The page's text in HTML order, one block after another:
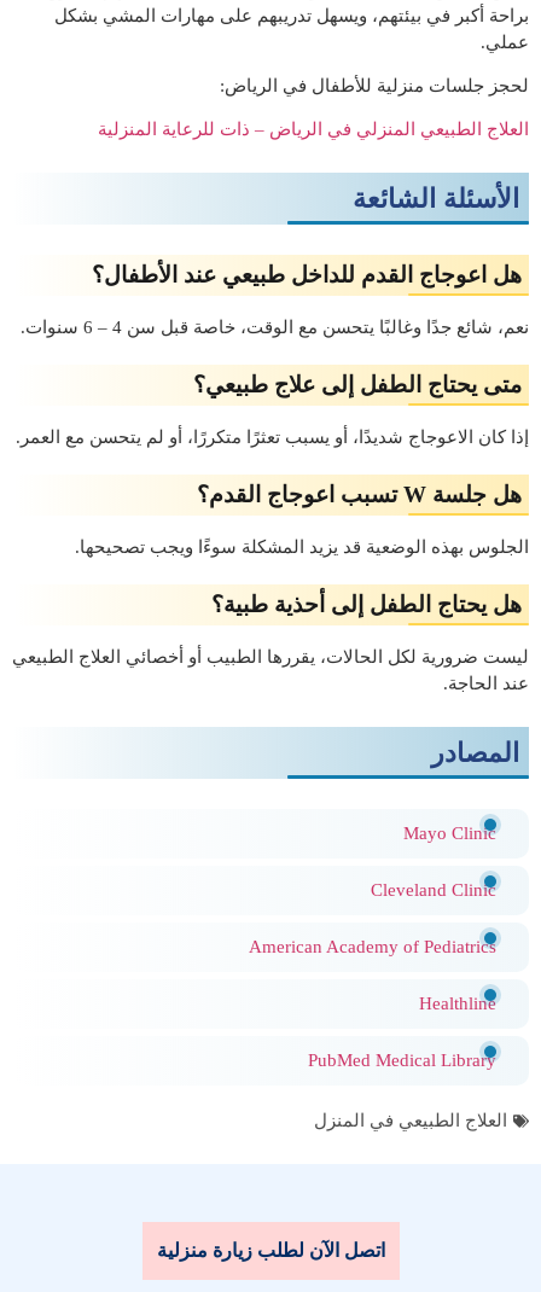
براحة أكبر في بيئتهم، ويسهل تدريبهم على مهارات المشي بشكل
عملي.
لحجز جلسات منزلية للأطفال في الرياض:
العلاج الطبيعي المنزلي في الرياض – ذات للرعاية المنزلية
الأسئلة الشائعة
هل اعوجاج القدم للداخل طبيعي عند الأطفال؟
نعم، شائع جدًا وغالبًا يتحسن مع الوقت، خاصة قبل سن 4 – 6 سنوات.
متى يحتاج الطفل إلى علاج طبيعي؟
إذا كان الاعوجاج شديدًا، أو يسبب تعثرًا متكررًا، أو لم يتحسن مع العمر.
هل جلسة W تسبب اعوجاج القدم؟
الجلوس بهذه الوضعية قد يزيد المشكلة سوءًا ويجب تصحيحها.
هل يحتاج الطفل إلى أحذية طبية؟
ليست ضرورية لكل الحالات، يقررها الطبيب أو أخصائي العلاج الطبيعي
عند الحاجة.
المصادر
Mayo Clinic
Cleveland Clinic
American Academy of Pediatrics
Healthline
PubMed Medical Library
العلاج الطبيعي في المنزل
اتصل الآن لطلب زيارة منزلية